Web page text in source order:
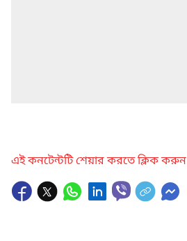
এই কনটেন্টটি শেয়ার করতে ক্লিক করুন